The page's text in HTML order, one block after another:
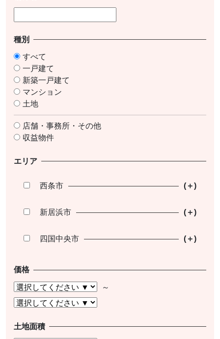
種別
すべて
一戸建て
新築一戸建て
マンション
土地
店舗・事務所・その他
収益物件
エリア
西条市
新居浜市
四国中央市
価格
土地面積